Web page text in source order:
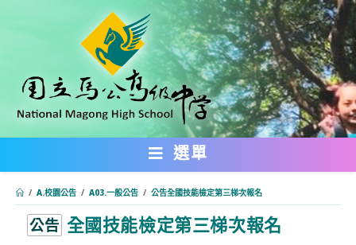
內
選單
/ A.校園公告 / A03.一般公告 / 公告全國技能檢定第三梯次報名
公告 全國技能檢定第三梯次報名